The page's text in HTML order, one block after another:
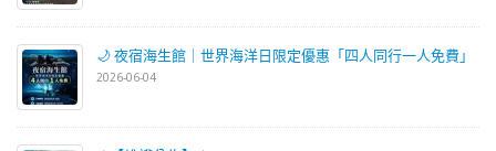
🌙 夜宿海生館｜世界海洋日限定優惠「四人同行一人免費」
2026-06-04